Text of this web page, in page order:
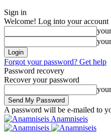
Sign in
Welcome! Log into your account
Forgot your password? Get help
Password recovery
Recover your password
A password will be e-mailed to
Anamniseis